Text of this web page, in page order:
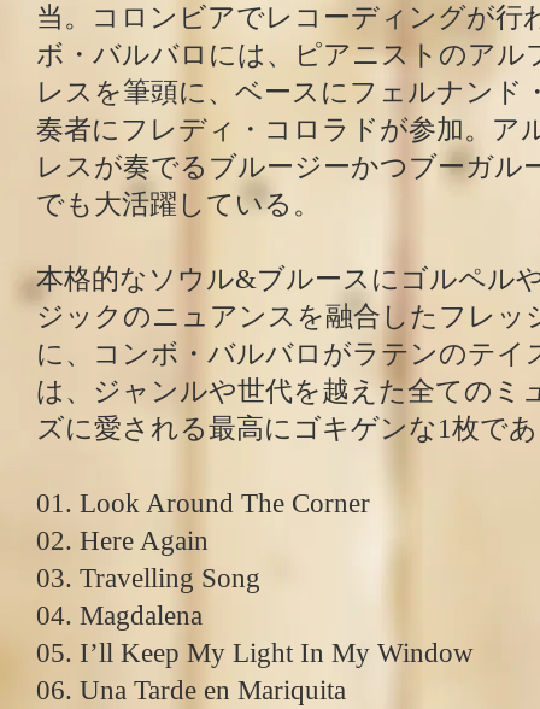
当。コロンビアでレコーディングが行
ボ・バルバロには、ピアニストのアル
レスを筆頭に、ベースにフェルナンド
奏者にフレディ・コロラドが参加。ア
レスが奏でるブルージーかつブーガル
でも大活躍している。
本格的なソウル&ブルースにゴルペル
ジックのニュアンスを融合したフレッ
に、コンボ・バルバロがラテンのテイ
は、ジャンルや世代を越えた全てのミ
ズに愛される最高にゴキゲンな1枚で
01. Look Around The Corner
02. Here Again
03. Travelling Song
04. Magdalena
05. I’ll Keep My Light In My Window
06. Una Tarde en Mariquita